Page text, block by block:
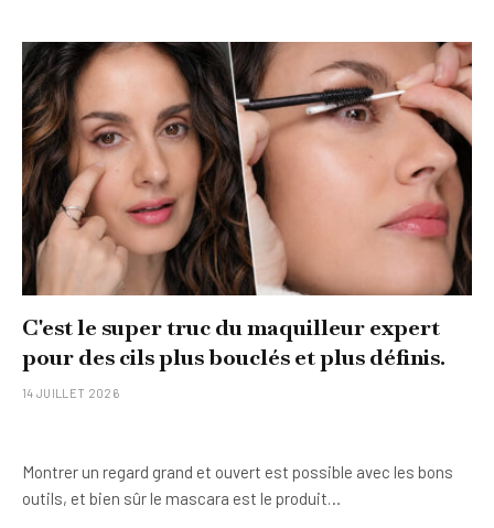
C'est le super truc du maquilleur expert
pour des cils plus bouclés et plus définis.
14 JUILLET 2026
Montrer un regard grand et ouvert est possible avec les bons
outils, et bien sûr le mascara est le produit…